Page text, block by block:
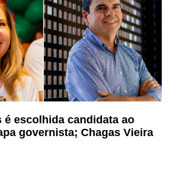
é escolhida candidata ao
governista; Chagas Vieira